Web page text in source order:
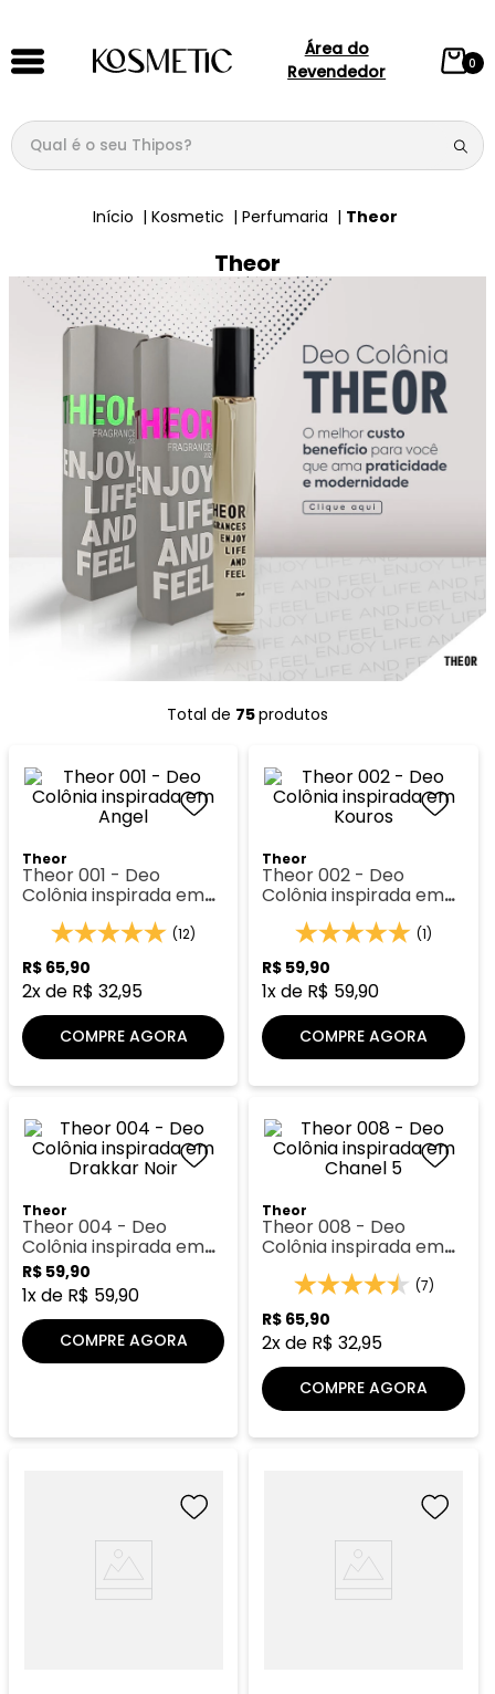
Área do
Revendedor
0
Qual é o seu Thipos?
Kosmetic Perfumaria Theor
Theor
75 produtos
Theor
Theor 001 - Deo
Colônia inspirada em
Angel
(12)
R$ 65,90
2x de R$ 32,95
COMPRE AGORA
Theor
Theor 002 - Deo
Colônia inspirada em
Kouros
(1)
R$ 59,90
1x de R$ 59,90
COMPRE AGORA
Theor
Theor 004 - Deo
Colônia inspirada em
Drakkar Noir
R$ 59,90
1x de R$ 59,90
COMPRE AGORA
Theor
Theor 008 - Deo
Colônia inspirada em
Chanel 5
(7)
R$ 65,90
2x de R$ 32,95
COMPRE AGORA
º
candy
105
box
212
108